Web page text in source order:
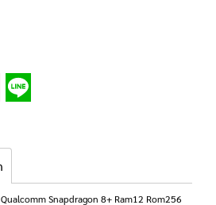
Snapdragon 8+ Ram12 Rom256